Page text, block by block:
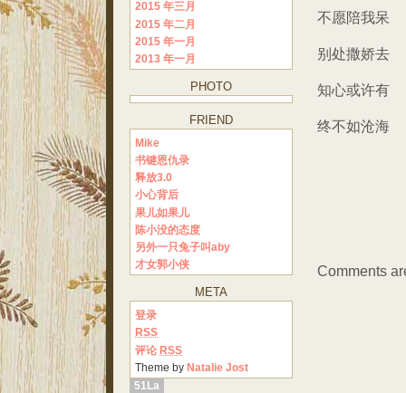
不愿陪我呆
别处撒娇去
知心或许有
终不如沧海
Comments
2015 年三月
2015 年二月
2015 年一月
2013 年一月
PHOTO
FRIEND
Mike
书键恩仇录
释放3.0
小心背后
果儿如果儿
陈小没的态度
另外一只兔子叫aby
才女郭小侠
META
登录
RSS
评论 RSS
Theme by Natalie Jost
51La